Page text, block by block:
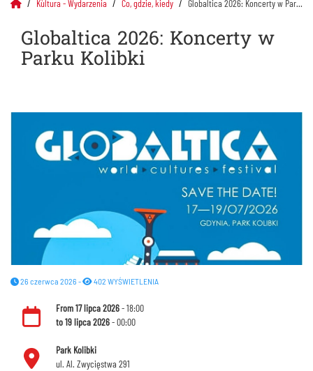
Kùltura - Wydarzenia Co, gdzie, kiedy Globaltica 2026: Koncerty w Parku Kolibki
Globaltica 2026: Koncerty w
Parku Kolibki
26 czerwca 2026 - 402 WYŚWIETLENIA
From17 lipca 2026- 18:00
to19 lipca 2026- 00:00
Park Kolibki
ul. Al. Zwycięstwa 291